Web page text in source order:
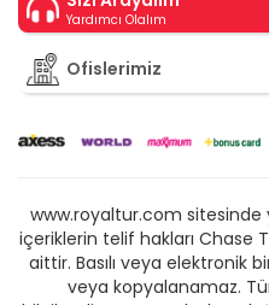
Yardımcı Olalım
Ofislerimiz
www.royaltur.com
içeriklerin telif hakları Chase
aittir. Basılı veya elektronik
veya kopyalanamaz.